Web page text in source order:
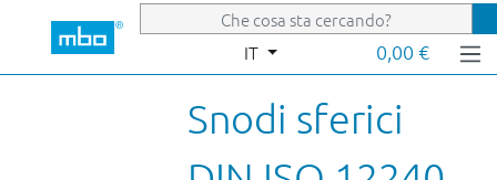
Passa al contenuto principale
IT 0,00 €
Snodi sferici